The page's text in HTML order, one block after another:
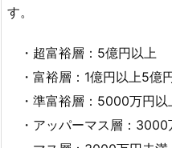
す。
・超富裕層：5億円以上
・富裕層：1億円以上5億
・準富裕層：5000万円以
・アッパーマス層：3000